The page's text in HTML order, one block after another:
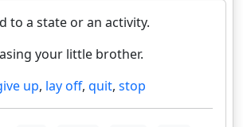
to a state or an activity.
your little brother.
up, lay off, quit, stop